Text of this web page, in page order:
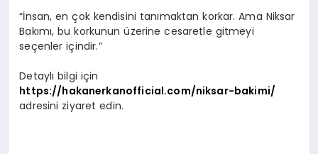
“İnsan, en çok kendisini tanımaktan korkar. Ama Niksar
Bakımı, bu korkunun üzerine cesaretle gitmeyi
seçenler içindir.”
Detaylı bilgi için
https://hakanerkanofficial.com/niksar-bakimi/
adresini ziyaret edin.